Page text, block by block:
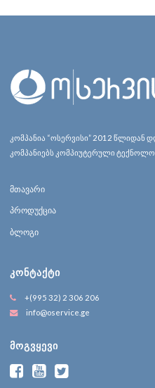
კომპანია “ოსერვისი” 2012 წლიდან
კომპანიებს კომპიუტერული
მთავარი
პროდუქცია
ბლოგი
ᲙᲝᲜᲢᲐᲥᲢᲘ
+(995 32) 2 306 206
info@oservice.ge
ᲛᲝᲒᲕᲧᲔᲕᲘ